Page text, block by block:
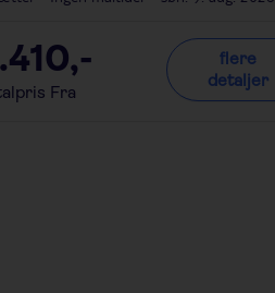
,-
Fra
flere
detaljer